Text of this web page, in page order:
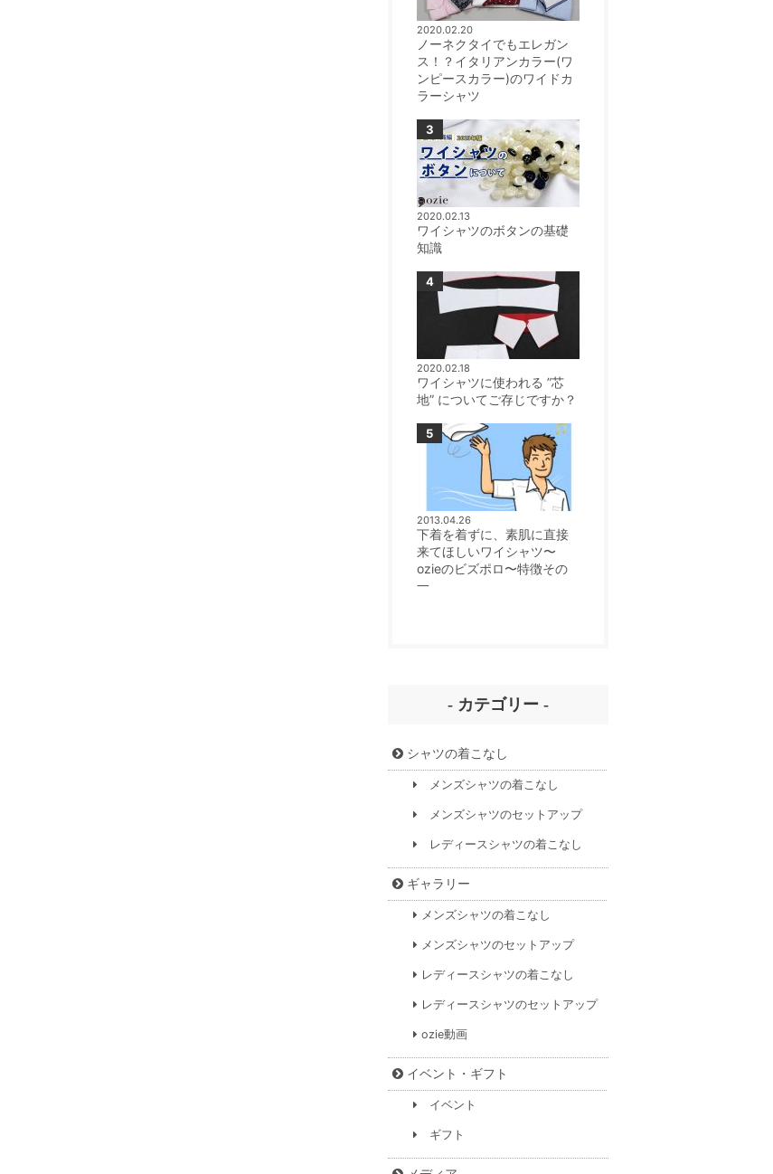
2020.02.20
ノーネクタイでもエレガン
ス！？イタリアンカラー(ワ
ンピースカラー)のワイドカ
ラーシャツ
2020.02.13
ワイシャツのボタンの基礎
知識
2020.02.18
ワイシャツに使われる ”芯
地” についてご存じですか？
2013.04.26
下着を着ずに、素肌に直接
来てほしいワイシャツ〜
ozieのビズポロ〜特徴その
一
- カテゴリー -
シャツの着こなし
メンズシャツの着こなし
メンズシャツのセットアップ
レディースシャツの着こなし
ギャラリー
メンズシャツの着こなし
メンズシャツのセットアップ
レディースシャツの着こなし
レディースシャツのセットアップ
ozie動画
イベント・ギフト
イベント
ギフト